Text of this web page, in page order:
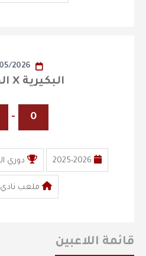
2026
البكيرية X الفيصلي
0
-
2025-2026 دوري
ملعب نادي
قائمة اللاعبين